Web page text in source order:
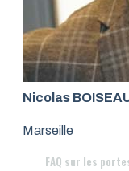
Nicolas
Marseille
FAQ sur les